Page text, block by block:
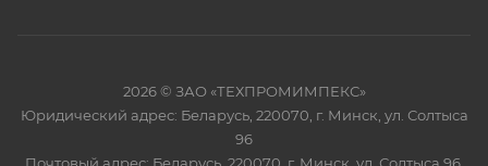
2026 © ЗАО «ТЕХПРОМИМПЕКС»
Юридический адрес: Беларусь, 220070, г. Минск, ул. Солтыса
96